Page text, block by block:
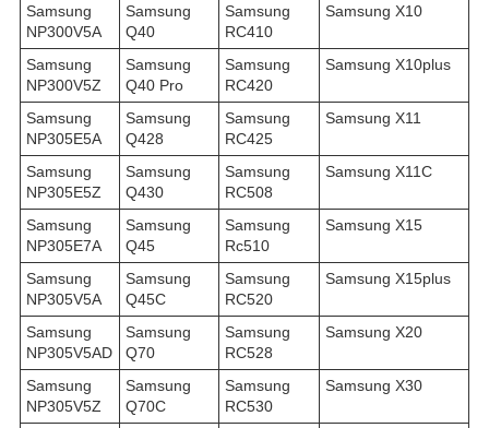
Samsung
NP300V5A
Samsung
Q40
Samsung
RC410
Samsung X10
Samsung
NP300V5Z
Samsung
Q40 Pro
Samsung
RC420
Samsung X10plus
Samsung
NP305E5A
Samsung
Q428
Samsung
RC425
Samsung X11
Samsung
NP305E5Z
Samsung
Q430
Samsung
RC508
Samsung X11C
Samsung
NP305E7A
Samsung
Q45
Samsung
Rc510
Samsung X15
Samsung
NP305V5A
Samsung
Q45C
Samsung
RC520
Samsung X15plus
Samsung
NP305V5AD
Samsung
Q70
Samsung
RC528
Samsung X20
Samsung
NP305V5Z
Samsung
Q70C
Samsung
RC530
Samsung X30